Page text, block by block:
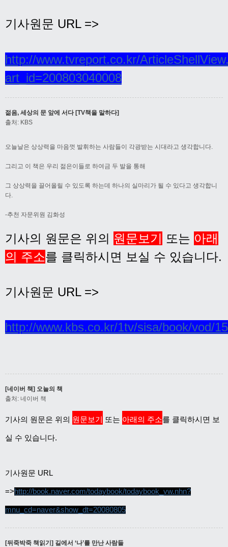
기사원문 URL =>
http://www.tvreport.co.kr/
art_id=200803040008
젊음, 세상의 문 앞에 서다 [TV책을 말하다]
출처: KBS
오늘날은 상상력을 마음껏 발휘하는 사람들이 각광받는 시대라고 생각합니다.
그리고 이 책은 우리 젊은이들로 하여금 두 발을 통해
그 상상력을 끌어올릴 수 있도록 하는데 하나의 실마리가 될 수 있다고 생각합니
다.
-추천 자문위원 김화성
기사의 원문은 위의 원문보기 또는 아래
의 주소를 클릭하시면 보실 수 있습니다.
기사원문 URL =>
http://www.kbs.co.kr/1tv/sisa/book/vod/
[네이버 책] 오늘의 책
출처: 네이버 책
기사의 원문은 위의 원문보기 또는 아래의 주소를 클릭하시면 보
실 수 있습니다.
기사원문 URL
=>http://book.naver.com/todaybook/todaybook_vw.nhn?
mnu_cd=naver&show_dt=20080805
[뒤죽박죽 책읽기] 길에서 ‘나’를 만난 사람들